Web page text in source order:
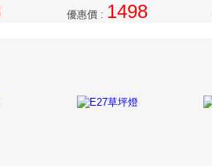
優惠價 : 1498